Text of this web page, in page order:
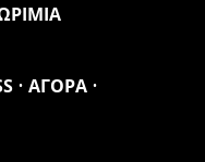
ΑΓΟΡΑ